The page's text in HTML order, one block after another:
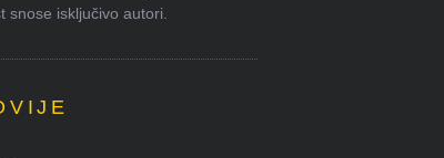
isključivo autori.